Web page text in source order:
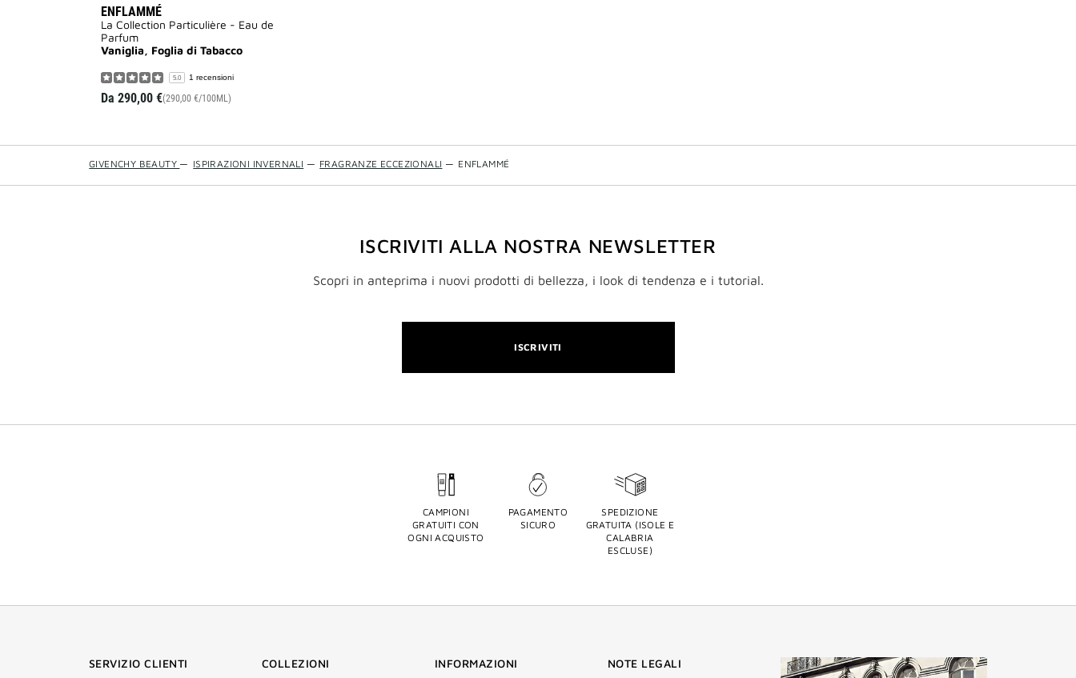
ENFLAMMÉ
La Collection Particulière - Eau de
Parfum
Vaniglia, Foglia di Tabacco
5.0 1 recensioni
Da 290,00 €(290,00 €/100ML)
GIVENCHY BEAUTY — ISPIRAZIONI INVERNALI — FRAGRANZE ECCEZIONALI — ENFLAMMÉ
ISCRIVITI ALLA NOSTRA NEWSLETTER
Scopri in anteprima i nuovi prodotti di bellezza, i look di tendenza e i tutorial.
ISCRIVITI
CAMPIONI
GRATUITI CON
OGNI ACQUISTO
PAGAMENTO
SICURO
SPEDIZIONE
GRATUITA (ISOLE E
CALABRIA
ESCLUSE)
SERVIZIO CLIENTI COLLEZIONI INFORMAZIONI NOTE LEGALI